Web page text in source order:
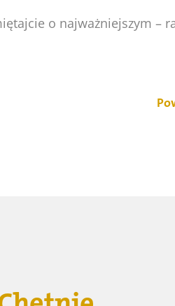
o najważniejszym –